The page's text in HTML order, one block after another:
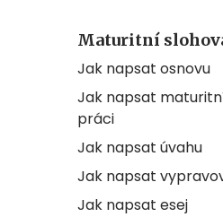
Maturitní
Jak napsat osnovu
Jak napsat
práci
Jak napsat úvahu
Jak napsat
Jak napsat esej